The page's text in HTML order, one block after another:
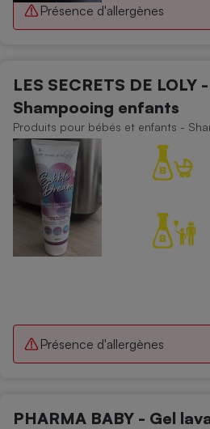
Présence d'allergènes
LES SECRETS DE
Shampooing enfants
Produits pour bébés et enfants -
Présence d'allergènes
PHARMA BABY - Gel